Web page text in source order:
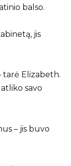
balso.
jis
tarė Elizabeth.
savo
– jis buvo